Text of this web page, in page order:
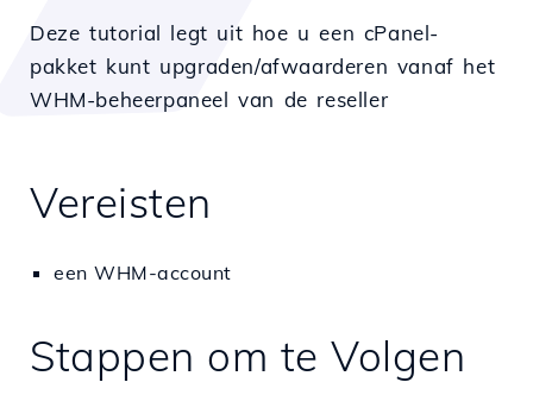
Deze tutorial legt uit hoe u een cPanel-
pakket kunt upgraden/afwaarderen vanaf het
WHM-beheerpaneel van de reseller
Vereisten
een WHM-account
Stappen om te Volgen